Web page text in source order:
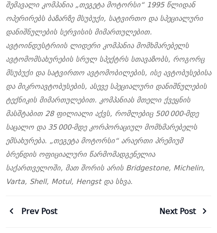
შემავალი კომპანია „თეგეტა მოტორსი“ 1995 წლიდან
ოპერირებს ბაზარზე მსუბუქი, სატვირთო და სპეციალური
დანიშნულების სერვისის მიმართულებით.
ავტოინდუსტრიის ლიდერი კომპანია მომხმარებელს
ავტომომსახურების სრულ სპექტრს სთავაზობს, როგორც
მსუბუქი და სატვირთო ავტომობილების, ისე ავტობუსებისა
და მიკროავტობუსების, ასევე სპეციალური დანიშნულების
ტექნიკის მიმართულებით. კომპანიას მთელი ქვეყნის
მასშტაბით 28 ფილიალი აქვს, რომლებიც 500 000-მდე
საცალო და 35 000-მდე კორპორაციულ მომხმარებელს
ემსახურება. „თეგეტა მოტორსი“ არაერთი პრემიუმ
ბრენდის ოფიციალური წარმომადგენელია
საქართველოში, მათ შორის არის Bridgestone, Michelin,
Varta, Shell, Motul, Hengst და სხვა.
Prev Post Next Post